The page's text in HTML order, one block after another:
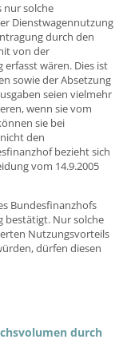
nur solche
Dienstwagennutzung
durch den
von der
erfasst wären. Dies ist
sowie der Absetzung
seien vielmehr
wenn sie vom
sie bei
den
bezieht sich
vom 14.9.2005
Bundesfinanzhofs
bestätigt. Nur solche
Nutzungsvorteils
dürfen diesen
durch